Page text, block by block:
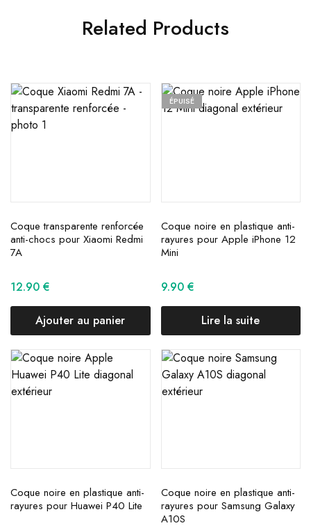
Related Products
Coque transparente renforcée
anti-chocs pour Xiaomi Redmi
7A
12.90 €
Ajouter au panier
ÉPUISÉ
Coque noire en plastique anti-
rayures pour Apple iPhone 12
Mini
9.90 €
Lire la suite
Coque noire en plastique anti-
rayures pour Huawei P40 Lite
Coque noire en plastique anti-
rayures pour Samsung Galaxy
A10S